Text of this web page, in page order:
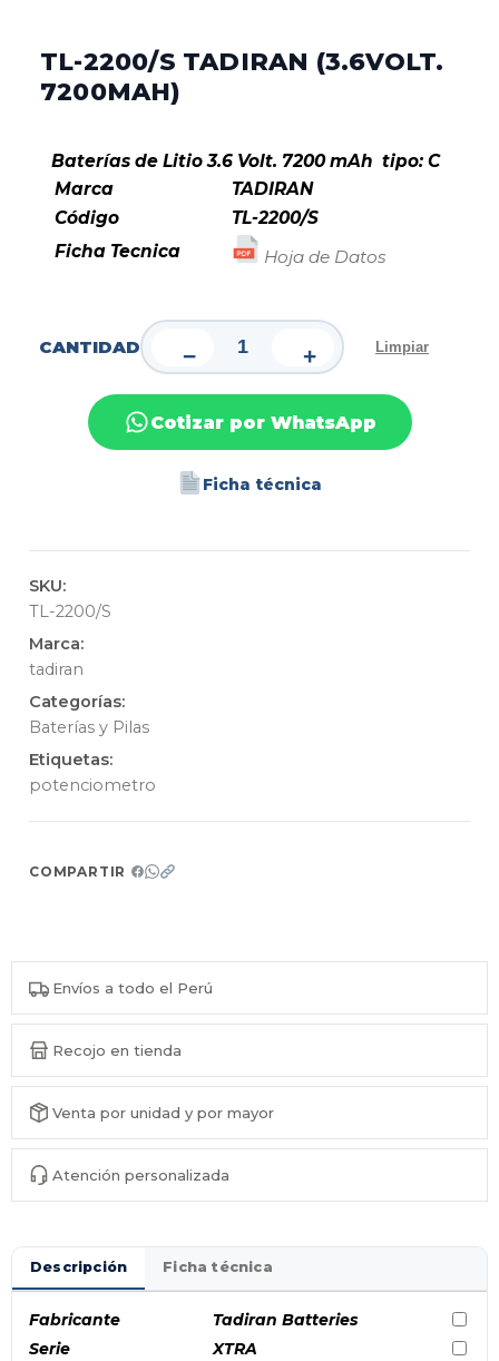
TL-2200/S TADIRAN (3.6VOLT.
7200MAH)
Baterías de Litio 3.6 Volt. 7200 mAh tipo: C
Marca
TADIRAN
Código
TL-2200/S
Ficha Tecnica
Hoja de Datos
CANTIDAD − + Limpiar
Cotizar por WhatsApp
Ficha técnica
SKU:
TL-2200/S
Marca:
tadiran
Categorías:
Baterías y Pilas
Etiquetas:
potenciometro
COMPARTIR
Envíos a todo el Perú
Recojo en tienda
Venta por unidad y por mayor
Atención personalizada
Descripción Ficha técnica
Fabricante
Tadiran Batteries
Serie
XTRA